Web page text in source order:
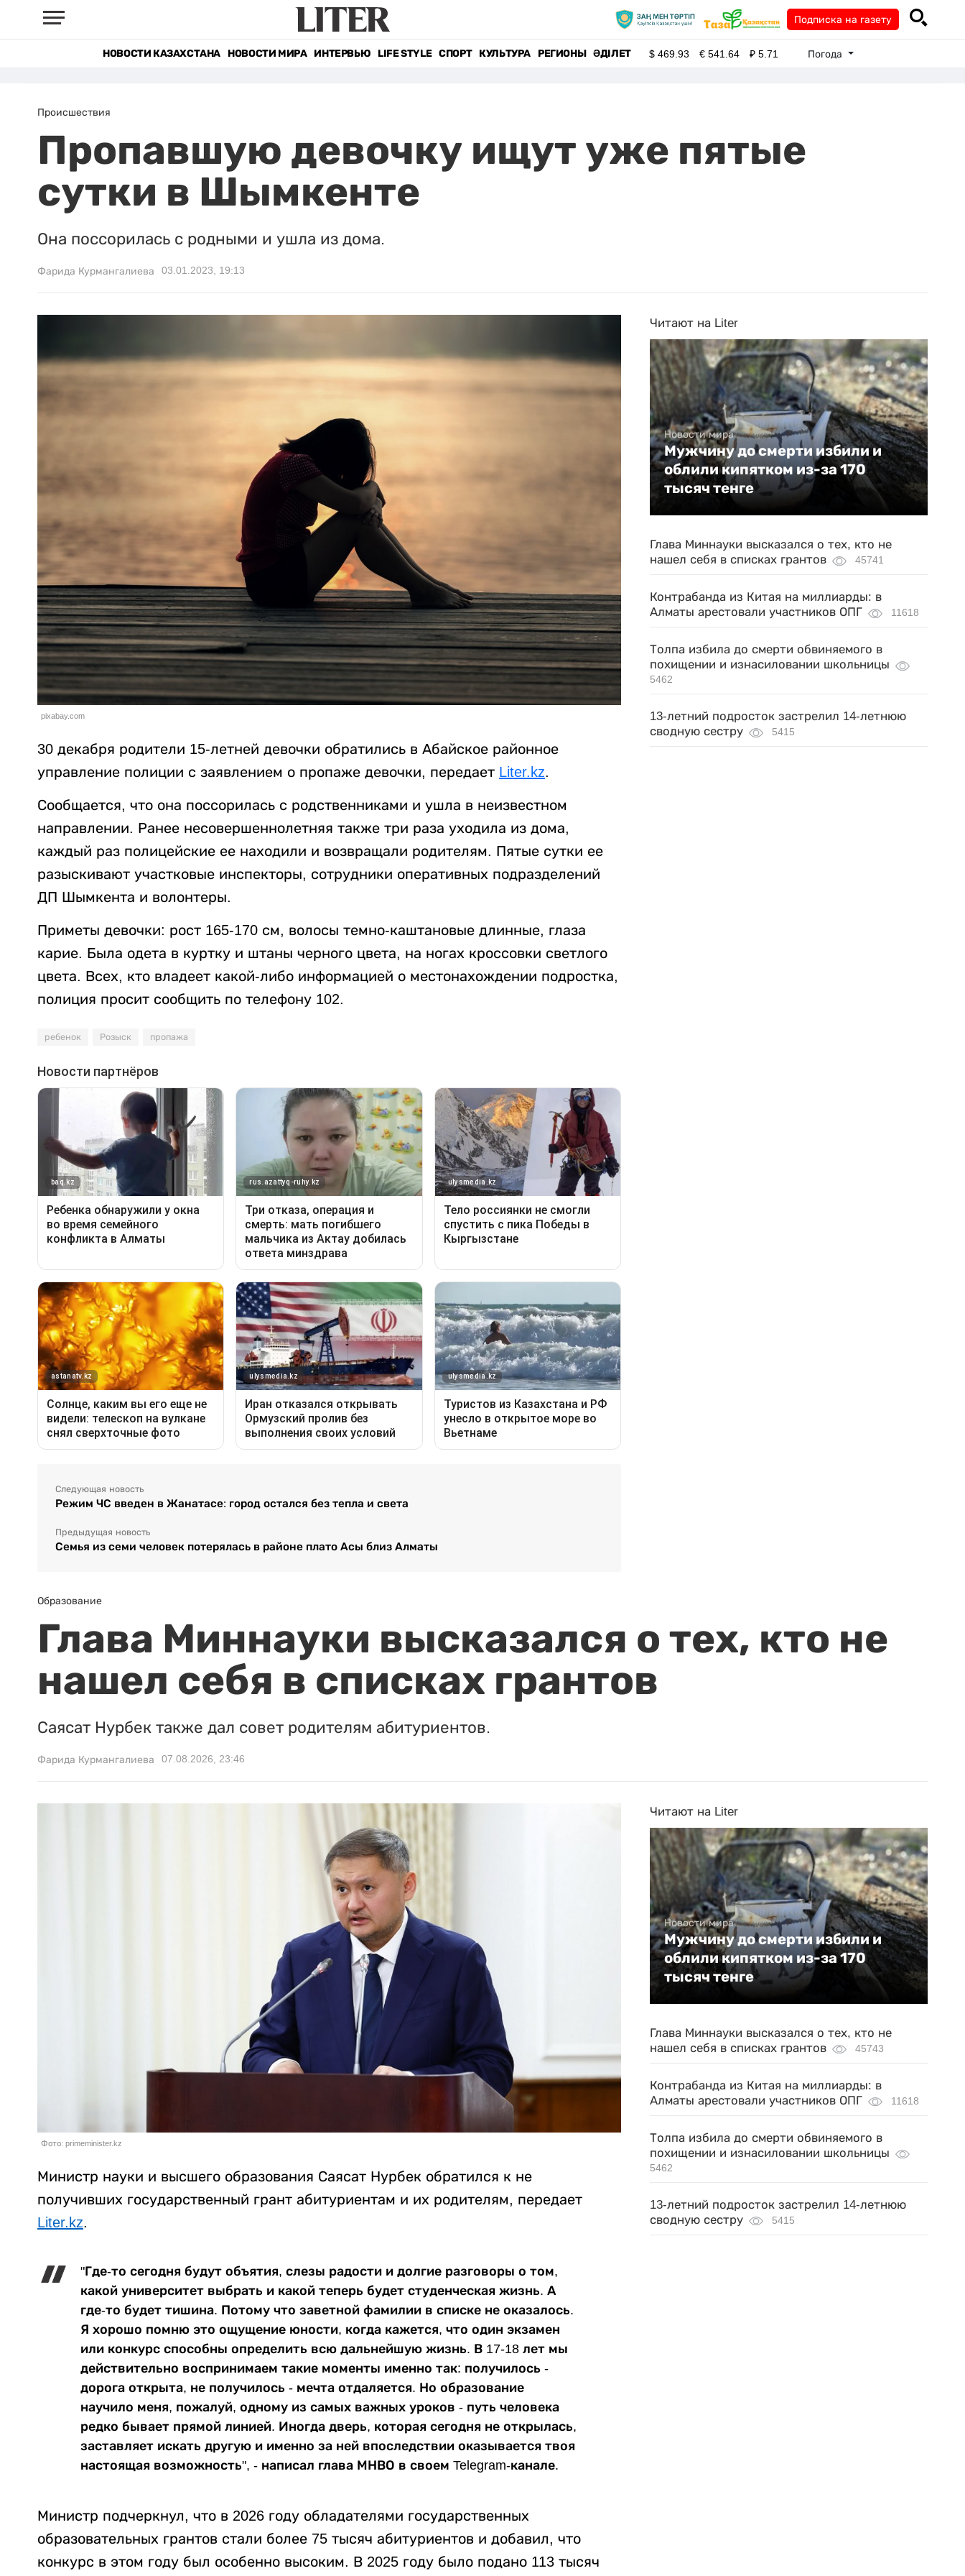
Подписка на газету
НОВОСТИ КАЗАХСТАНА НОВОСТИ МИРА ИНТЕРВЬЮ LIFE STYLE СПОРТ КУЛЬТУРА РЕГИОНЫ ӘДІЛЕТ $469.93 €541.64 ₽5.71 Погода
Происшествия
Пропавшую девочку ищут уже пятые
сутки в Шымкенте
Она поссорилась с родными и ушла из дома.
Фарида Курмангалиева 03.01.2023, 19:13
pixabay.com
30 декабря родители 15-летней девочки обратились в Абайское районное
управление полиции с заявлением о пропаже девочки, передает Liter.kz.
Сообщается, что она поссорилась с родственниками и ушла в неизвестном
направлении. Ранее несовершеннолетняя также три раза уходила из дома,
каждый раз полицейские ее находили и возвращали родителям. Пятые сутки ее
разыскивают участковые инспекторы, сотрудники оперативных подразделений
ДП Шымкента и волонтеры.
Приметы девочки: рост 165-170 см, волосы темно-каштановые длинные, глаза
карие. Была одета в куртку и штаны черного цвета, на ногах кроссовки светлого
цвета. Всех, кто владеет какой-либо информацией о местонахождении подростка,
полиция просит сообщить по телефону 102.
ребенок Розыск пропажа
Следующая новость
Режим ЧС введен в Жанатасе: город остался без тепла и света
Предыдущая новость
Семья из семи человек потерялась в районе плато Асы близ Алматы
Читают на Liter
Новости мира
Мужчину до смерти избили и
облили кипятком из-за 170
тысяч тенге
Глава Миннауки высказался о тех, кто не
нашел себя в списках грантов
45741
Контрабанда из Китая на миллиарды: в
Алматы арестовали участников ОПГ
11618
Толпа избила до смерти обвиняемого в
похищении и изнасиловании школьницы
5462
13-летний подросток застрелил 14-летнюю
сводную сестру
5415
Образование
Глава Миннауки высказался о тех, кто не
нашел себя в списках грантов
Саясат Нурбек также дал совет родителям абитуриентов.
Фарида Курмангалиева 07.08.2026, 23:46
Фото: primeminister.kz
Министр науки и высшего образования Саясат Нурбек обратился к не
получивших государственный грант абитуриентам и их родителям, передает
Liter.kz.
"Где-то сегодня будут объятия, слезы радости и долгие разговоры о том,
какой университет выбрать и какой теперь будет студенческая жизнь. А
где-то будет тишина. Потому что заветной фамилии в списке не оказалось.
Я хорошо помню это ощущение юности, когда кажется, что один экзамен
или конкурс способны определить всю дальнейшую жизнь. В 17-18 лет мы
действительно воспринимаем такие моменты именно так: получилось -
дорога открыта, не получилось - мечта отдаляется. Но образование
научило меня, пожалуй, одному из самых важных уроков - путь человека
редко бывает прямой линией. Иногда дверь, которая сегодня не открылась,
заставляет искать другую и именно за ней впоследствии оказывается твоя
настоящая возможность", - написал глава МНВО в своем Telegram-канале.
Министр подчеркнул, что в 2026 году обладателями государственных
образовательных грантов стали более 75 тысяч абитуриентов и добавил, что
конкурс в этом году был особенно высоким. В 2025 году было подано 113 тысяч
Читают на Liter
Новости мира
Мужчину до смерти избили и
облили кипятком из-за 170
тысяч тенге
Глава Миннауки высказался о тех, кто не
нашел себя в списках грантов
45743
Контрабанда из Китая на миллиарды: в
Алматы арестовали участников ОПГ
11618
Толпа избила до смерти обвиняемого в
похищении и изнасиловании школьницы
5462
13-летний подросток застрелил 14-летнюю
сводную сестру
5415